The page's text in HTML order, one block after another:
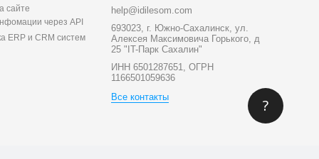
сайте
через API
ERP и CRM систем
help@idilesom.com
693023, г. Южно-Сахалинск, ул.
Алексея Максимовича Горького, д
25 "IT-Парк Сахалин"
ИНН 6501287651, ОГРН
1166501059636
Все контакты
?